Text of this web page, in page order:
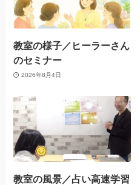
教室の様子／ヒーラーさん
のセミナー
2026年8月4日
教室の風景／占い高速学習